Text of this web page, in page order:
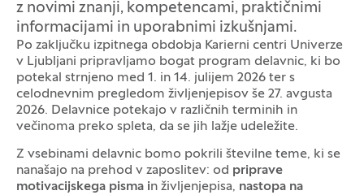
z novimi znanji, kompetencami, praktičnimi
informacijami in uporabnimi izkušnjami.
Po zaključku izpitnega obdobja Karierni centri Univerze
v Ljubljani pripravljamo bogat program delavnic, ki bo
potekal strnjeno med 1. in 14. julijem 2026 ter s
celodnevnim pregledom življenjepisov še 27. avgusta
2026. Delavnice potekajo v različnih terminih in
večinoma preko spleta, da se jih lažje udeležite.
Z vsebinami delavnic bomo pokrili številne teme, ki se
nanašajo na prehod v zaposlitev: od priprave
motivacijskega pisma in življenjepisa, nastopa na